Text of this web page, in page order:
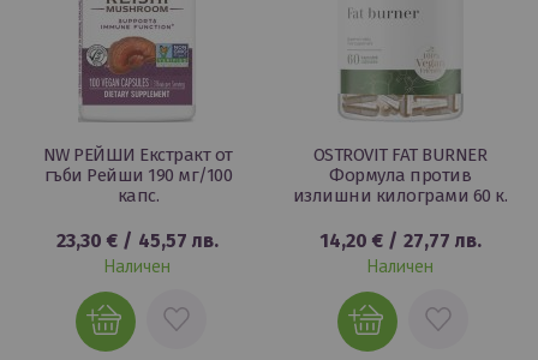
NW РЕЙШИ Екстракт от
гъби Рейши 190 мг/100
капс.
23,30 € / 45,57 лв.
Наличен
ДОБАВИ
OSTROVIT FAT BURNER
Формула против
излишни килограми 60 к.
14,20 €/ 27,77 лв.
Наличен
ДОБАВИ